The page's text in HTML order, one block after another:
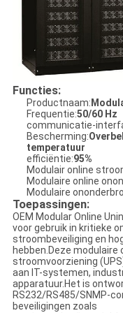
Functies:
Productnaam:
Frequentie:50/60 Hz
communicatie-
Bescherming:
temperatuur
efficiëntie:95%
Modulair online
Modulaire online
Modulaire
Toepassingen:
OEM Modular Online
voor gebruik in kritieke
stroombeveiliging en
hebben.Deze modulaire
stroomvoorziening
aan IT-systemen,
apparatuur.Het is
RS232/RS485/SNMP-
beveiligingen zoals